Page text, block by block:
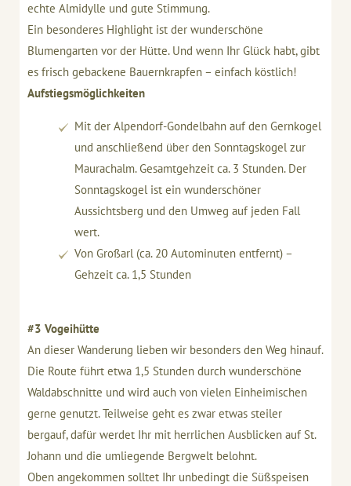
echte Almidylle und gute Stimmung.
Ein besonderes Highlight ist der wunderschöne
Blumengarten vor der Hütte. Und wenn Ihr Glück habt, gibt
es frisch gebackene Bauernkrapfen – einfach köstlich!
Aufstiegsmöglichkeiten
Mit der Alpendorf-Gondelbahn auf den Gernkogel
und anschließend über den Sonntagskogel zur
Maurachalm. Gesamtgehzeit ca. 3 Stunden. Der
Sonntagskogel ist ein wunderschöner
Aussichtsberg und den Umweg auf jeden Fall
wert.
Von Großarl (ca. 20 Autominuten entfernt) –
Gehzeit ca. 1,5 Stunden
#3 Vogeihütte
An dieser Wanderung lieben wir besonders den Weg hinauf.
Die Route führt etwa 1,5 Stunden durch wunderschöne
Waldabschnitte und wird auch von vielen Einheimischen
gerne genutzt. Teilweise geht es zwar etwas steiler
bergauf, dafür werdet Ihr mit herrlichen Ausblicken auf St.
Johann und die umliegende Bergwelt belohnt.
Oben angekommen solltet Ihr unbedingt die Süßspeisen